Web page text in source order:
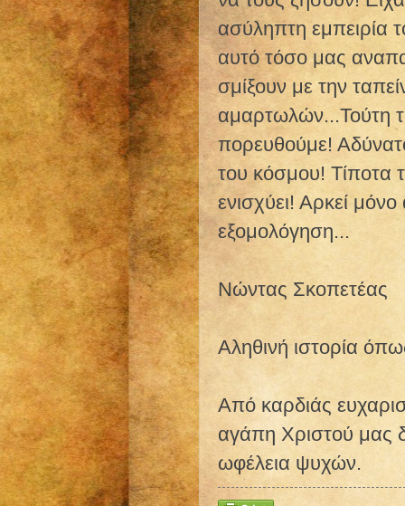
ασύληπτη εμπειρία
αυτό τόσο μας
σμίξουν με την
αμαρτωλών...Τούτη
πορευθούμε!
του κόσμου! Τίποτα
ενισχύει! Αρκεί
εξομολόγηση...
Νώντας Σκοπετέας
Αληθινή ιστορία
Από καρδιάς
αγάπη Χριστού μας
ωφέλεια ψυχών.